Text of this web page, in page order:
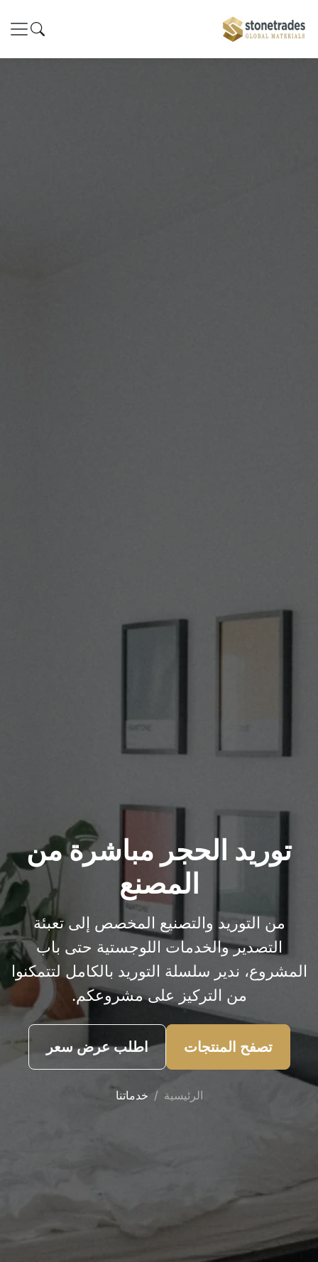
توريد الحجر مباشرة من
المصنع
من التوريد والتصنيع المخصص إلى تعبئة
التصدير والخدمات اللوجستية حتى باب
المشروع، ندير سلسلة التوريد بالكامل لتتمكنوا
من التركيز على مشروعكم.
تصفح المنتجات اطلب عرض سعر
الرئيسية خدماتنا